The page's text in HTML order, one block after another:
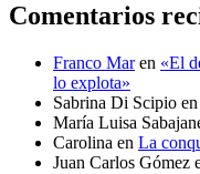
Comentarios
Franco Maren «El
lo explota»
Sabrina Di Scipio en
María Luisa
Carolina en La
Juan Carlos Gómez